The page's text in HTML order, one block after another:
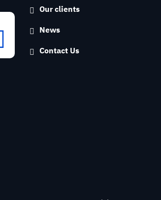
Our clients
News
Contact Us